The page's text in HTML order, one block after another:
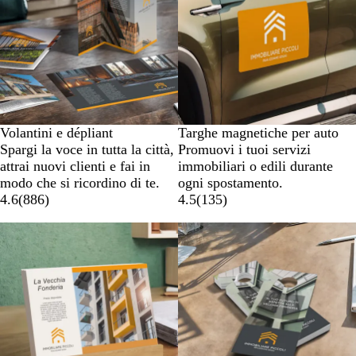
Volantini e dépliant
Spargi la voce in tutta la città,
attrai nuovi clienti e fai in
modo che si ricordino di te.
4.6(886)
Targhe magnetiche per auto
Promuovi i tuoi servizi
immobiliari o edili durante
ogni spostamento.
4.5(135)